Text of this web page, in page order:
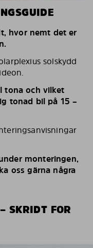
hvor nemt det er
solskydd
tona och vilket
tonad bil på 15 –
monteringen,
oss gärna några
SKRIDT FOR